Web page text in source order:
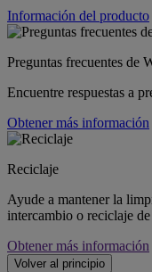
Información del producto
Preguntas frecuentes de
Encuentre respuestas a
Obtener más información
Reciclaje
Ayude a mantener la
intercambio o reciclaje
Obtener más información
Volver al principio